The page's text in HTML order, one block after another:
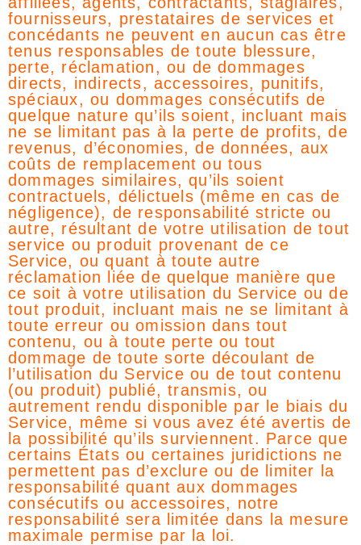
fournisseurs, prestataires de services et
concédants ne peuvent en aucun cas être
tenus responsables de toute blessure,
perte, réclamation, ou de dommages
directs, indirects, accessoires, punitifs,
spéciaux, ou dommages consécutifs de
quelque nature qu’ils soient, incluant mais
ne se limitant pas à la perte de profits, de
revenus, d’économies, de données, aux
coûts de remplacement ou tous
dommages similaires, qu’ils soient
contractuels, délictuels (même en cas de
négligence), de responsabilité stricte ou
autre, résultant de votre utilisation de tout
service ou produit provenant de ce
Service, ou quant à toute autre
réclamation liée de quelque manière que
ce soit à votre utilisation du Service ou de
tout produit, incluant mais ne se limitant à
toute erreur ou omission dans tout
contenu, ou à toute perte ou tout
dommage de toute sorte découlant de
l’utilisation du Service ou de tout contenu
(ou produit) publié, transmis, ou
autrement rendu disponible par le biais du
Service, même si vous avez été avertis de
la possibilité qu’ils surviennent. Parce que
certains États ou certaines juridictions ne
permettent pas d’exclure ou de limiter la
responsabilité quant aux dommages
consécutifs ou accessoires, notre
responsabilité sera limitée dans la mesure
maximale permise par la loi.